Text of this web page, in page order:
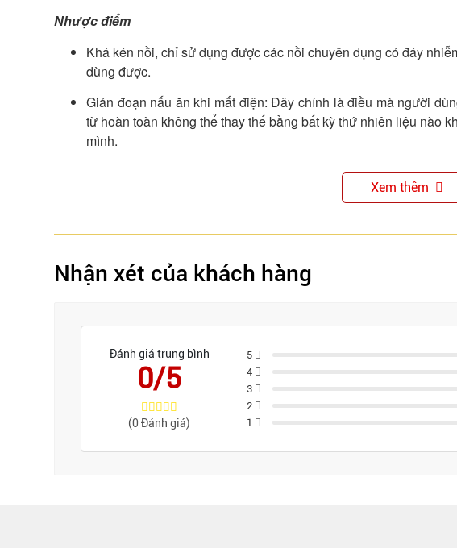
Nhược điểm
Khá kén nồi, chỉ sử dụng được các nồi chuyên dụng có đáy
dùng được.
Gián đoạn nấu ăn khi mất điện: Đây chính là điều mà người
từ hoàn toàn không thể thay thế bằng bất kỳ thứ nhiên liệu nào
mình.
Xem thêm
Nhận xét của khách hàng
Đánh giá trung bình
0/5
(0 Đánh giá)
5
4
3
2
1